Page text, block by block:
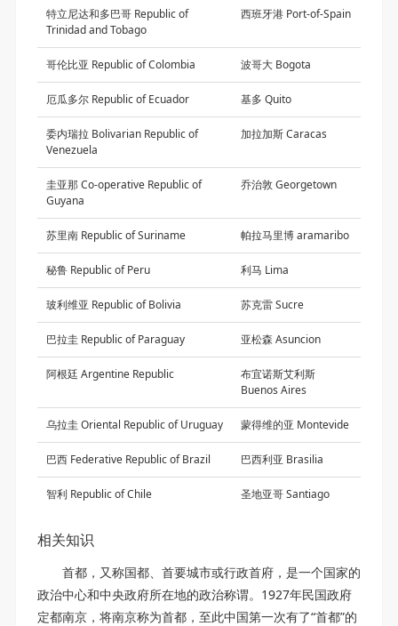
特立尼达和多巴哥 Republic of
Trinidad and Tobago
西班牙港 Port-of-Spain
哥伦比亚 Republic of Colombia 波哥大 Bogota
厄瓜多尔 Republic of Ecuador 基多 Quito
委内瑞拉 Bolivarian Republic of
Venezuela
加拉加斯 Caracas
圭亚那 Co-operative Republic of
Guyana
乔治敦 Georgetown
苏里南 Republic of Suriname 帕拉马里博 aramaribo
秘鲁 Republic of Peru 利马 Lima
玻利维亚 Republic of Bolivia 苏克雷 Sucre
巴拉圭 Republic of Paraguay 亚松森 Asuncion
阿根廷 Argentine Republic
布宜诺斯艾利斯
Buenos Aires
乌拉圭 Oriental Republic of Uruguay 蒙得维的亚 Montevide
巴西 Federative Republic of Brazil 巴西利亚 Brasilia
智利 Republic of Chile 圣地亚哥 Santiago
相关知识
首都，又称国都、首要城市或行政首府，是一个国家的
政治中心和中央政府所在地的政治称谓。1927年民国政府
定都南京，将南京称为首都，至此中国第一次有了“首都”的